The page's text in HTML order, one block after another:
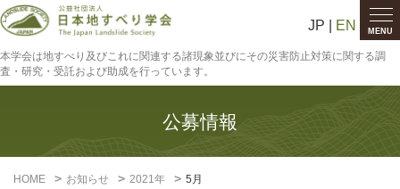
MENU
JP | EN
本学会は地すべり及びこれに関連する諸現象並びにその災害防止対策に関する調
査・研究・受託および助成を行っています。
公募情報
HOME お知らせ 2021年 5月